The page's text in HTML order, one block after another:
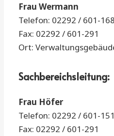
Frau Wermann
Telefon: 02292 / 601-168
Fax: 02292 / 601-291
Ort:
Sachbereichsleitung:
Frau Höfer
Telefon: 02292 / 601-151
Fax: 02292 / 601-291